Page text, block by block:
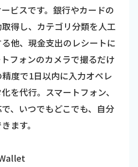
ビスです。銀行やカードの
得し、カテゴリ分類を人工
他、現金支出のレシートに
フォンのカメラで撮るだけ
度で1日以内に入力オペレ
を代行。スマートフォン、
、いつでもどこでも、自分
ます。